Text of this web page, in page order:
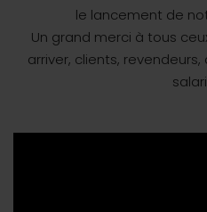
le lancement de
Un grand merci à tous
arriver, clients,